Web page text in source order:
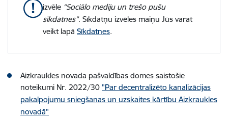
izvēle “Sociālo mediju un trešo pušu
sīkdatnes”. Sīkdatņu izvēles maiņu Jūs varat
veikt lapā Sīkdatnes.
Aizkraukles novada pašvaldības domes saistošie
noteikumi Nr. 2022/30 "Par decentralizēto kanalizācijas
pakalpojumu sniegšanas un uzskaites kārtību Aizkraukles
novadā"